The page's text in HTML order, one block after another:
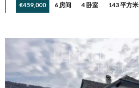
€459,000 6 房间 4 卧室 143 平方米